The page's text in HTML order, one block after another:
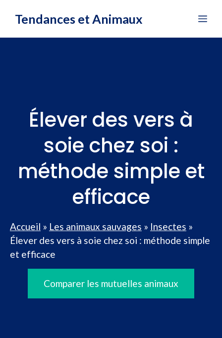
Tendances et Animaux
Élever des vers à
soie chez soi :
méthode simple et
efficace
Accueil » Les animaux sauvages » Insectes »
Élever des vers à soie chez soi : méthode simple
et efficace
Comparer les mutuelles animaux